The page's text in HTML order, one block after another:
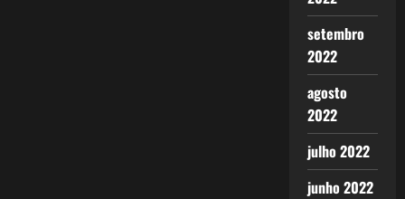
setembro
2022
agosto
2022
julho 2022
junho 2022